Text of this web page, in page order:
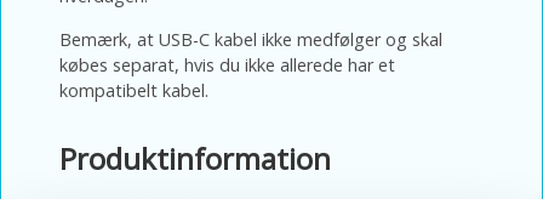
Bemærk, at USB-C kabel ikke medfølger og skal
købes separat, hvis du ikke allerede har et
kompatibelt kabel.
Produktinformation